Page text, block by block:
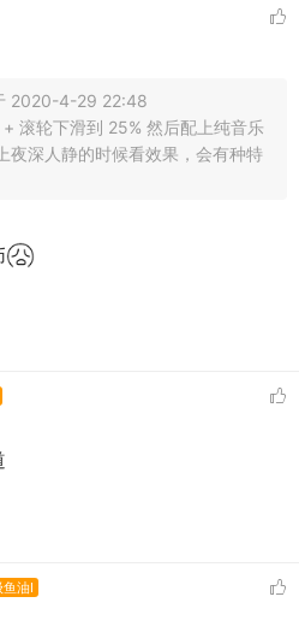
2020-4-29 22:48
滚轮下滑到 25% 然后配上纯音乐
夜深人静的时候看效果，会有种特
鱼油I